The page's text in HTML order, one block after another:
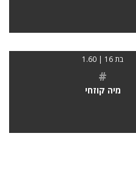
בת 16 | 1.60
#
מיה קוזחי